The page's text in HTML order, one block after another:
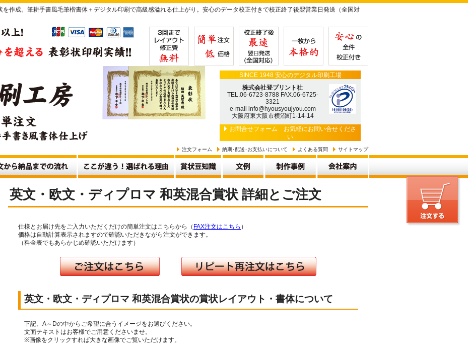
作成。筆耕手書風毛筆楷書体＋デジタル印刷で高級感溢れる仕上がり。安心のデータ校正付きで校正終了後翌営業日発送（全国対
SINCE 1948 安心のデジタル印刷工場
株式会社登プリント社
TEL.06-6723-8788 FAX.06-6725-
3321
e-mail info@hyousyoujyou.com
大阪府東大阪市横沼町1-14-14
お問合せフォーム お気軽にお問い合せくださ
い
サイトマップ
よくある質問
納期･配送･お支払いについて
注文フォーム
英文・欧文・ディプロマ 和英混合賞状 詳細とご注文
仕様とお届け先をご入力いただくだけの簡単注文はこちらから（ FAX注文はこちら ）
価格は自動計算表示されますので確認いただきながら注文ができます。
（料金表でもあらかじめ確認いただけます）
英文・欧文・ディプロマ 和英混合賞状の賞状レイアウト・書体について
下記、A～Dの中からご希望に合うイメージをお選びください。
文面テキストはお客様でご用意くださいませ。
※画像をクリックすれば大きな画像でご覧いただけます。